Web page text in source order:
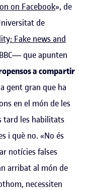
on Facebook», de
de
Fake news and
que apunten
a compartir
gent gran que ha
en el món de les
tard les habilitats
i què no. «No és
notícies falses
arribat al món de
necessiten